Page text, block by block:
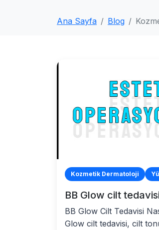
Ana Sayfa Blog
Kozmetik Dermatoloji
BB Glow cilt tedavisi
BB Glow Cilt Tedavisi
Glow cilt tedavisi, cilt